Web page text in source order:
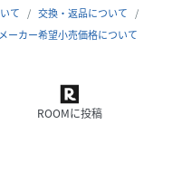
て
交換・返品について
メーカー希望小売価格について
ROOMに投稿